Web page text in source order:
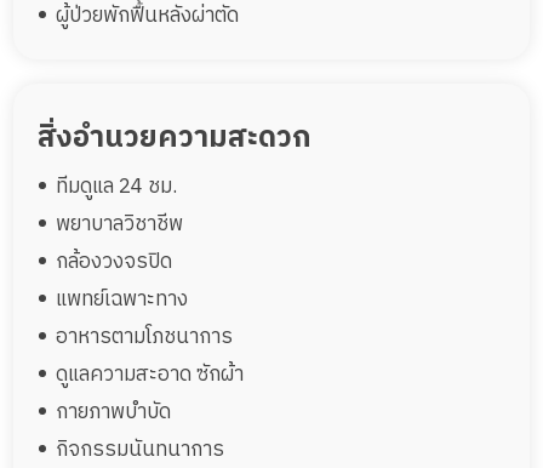
ผู้ป่วยพักฟื้นหลังผ่าตัด
สิ่งอำนวยความสะดวก
ทีมดูแล 24 ชม.
พยาบาลวิชาชีพ
กล้องวงจรปิด
แพทย์เฉพาะทาง
อาหารตามโภชนาการ
ดูแลความสะอาด ซักผ้า
กายภาพบำบัด
กิจกรรมนันทนาการ